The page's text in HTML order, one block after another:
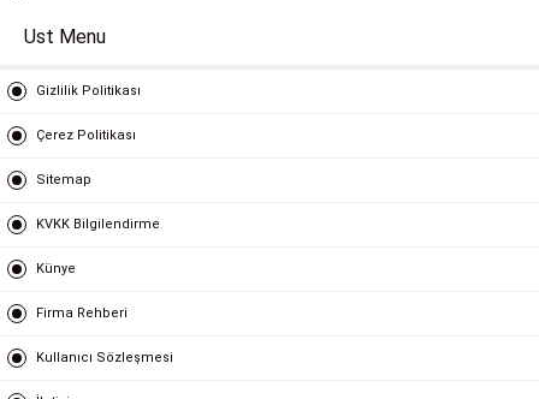
Ust Menu
Gizlilik Politikası
Çerez Politikası
Sitemap
KVKK Bilgilendirme
Künye
Firma Rehberi
Kullanıcı Sözleşmesi